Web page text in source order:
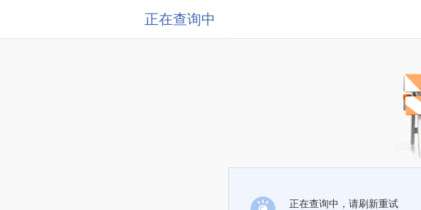
正在查询中
正在查询中，请刷新重试